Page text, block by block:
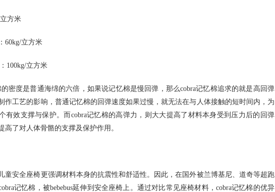
方米
60kg/立方米
100kg/立方米
的密度是普通海绵的六倍，如果说记忆棉是慢回弹，那么cobra记忆棉追求的就是高回弹
作工艺的影响，普通记忆棉的回弹速度如果过慢，就无法在与人体接触的短时间内，为
有效支撑与保护。而cobra记忆棉的高弹力，则大大提高了材料本身受到压力后的回弹
高了对人体骨骼的支撑及保护作用。
童安全座椅更强调材料本身的抗震性和舒适性。因此，在国外被兰博基尼、道奇等超跑
记忆棉，被bebebus延伸到安全座椅上。通过对比常见座椅材料，cobra记忆棉的优异